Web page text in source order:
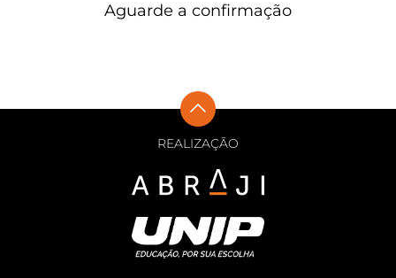
Aguarde a confirmação
REALIZAÇÃO